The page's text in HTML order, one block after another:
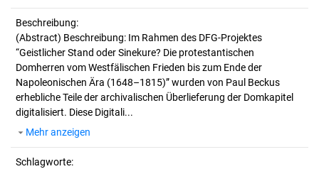
Beschreibung:
(Abstract) Beschreibung: Im Rahmen des DFG-Projektes
“Geistlicher Stand oder Sinekure? Die protestantischen
Domherren vom Westfälischen Frieden bis zum Ende der
Napoleonischen Ära (1648–1815)” wurden von Paul Beckus
erhebliche Teile der archivalischen Überlieferung der Domkapitel
digitalisiert. Diese Digitali...
Mehr anzeigen
Schlagworte: